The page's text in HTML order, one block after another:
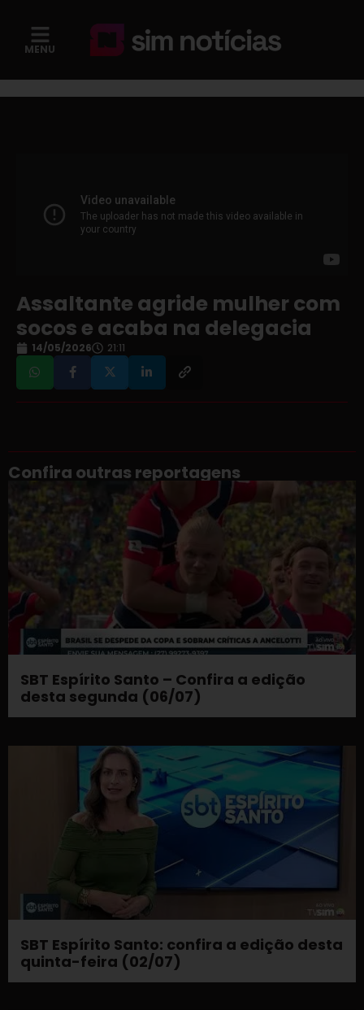
MENU
Assaltante agride mulher com
socos e acaba na delegacia
14/05/2026 21:11
Confira outras reportagens
SBT Espírito Santo – Confira a edição
desta segunda (06/07)
SBT Espírito Santo: confira a edição desta
quinta-feira (02/07)